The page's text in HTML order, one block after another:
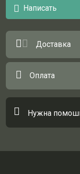
Написать
Доставка
Оплата
Нужна